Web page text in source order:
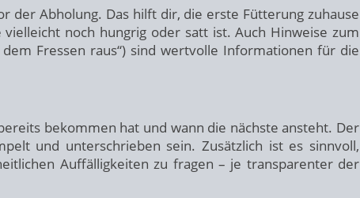
der Abholung. Das hilft dir, die erste Fütterung zuhause
noch hungrig oder satt ist. Auch Hinweise zum
Fressen raus“) sind wertvolle Informationen für die
bekommen hat und wann die nächste ansteht. Der
und unterschrieben sein. Zusätzlich ist es sinnvoll,
Auffälligkeiten zu fragen – je transparenter der